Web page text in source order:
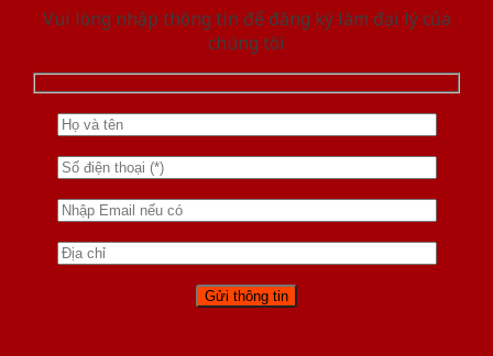
Vui lòng nhập thông tin để đăng ký làm đại lý của
chúng tôi